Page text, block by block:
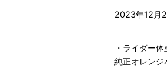
2023年12月
・ライダー
純正オレンジ